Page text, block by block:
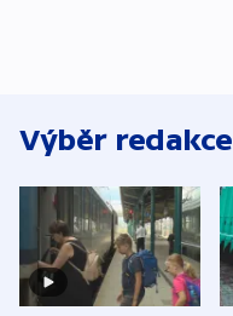
Výběr redakce